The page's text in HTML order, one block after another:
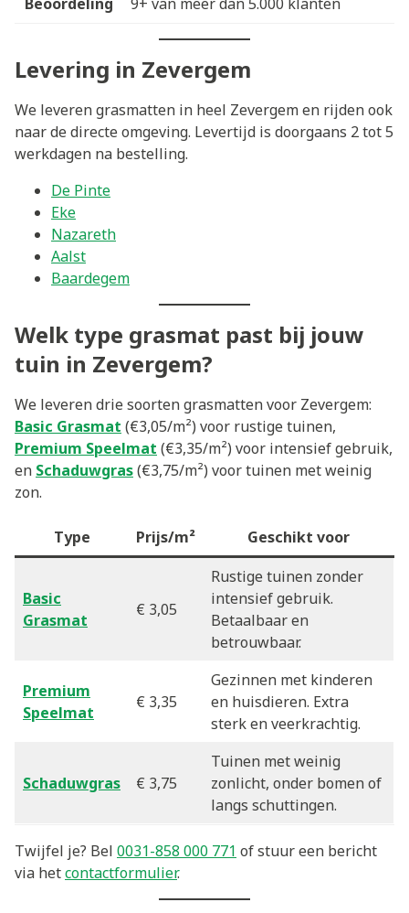
Levering in Zevergem
We leveren grasmatten in heel Zevergem en rijden ook
naar de directe omgeving. Levertijd is doorgaans 2 tot 5
werkdagen na bestelling.
De Pinte
Eke
Nazareth
Aalst
Baardegem
Welk type grasmat past bij jouw
tuin in Zevergem?
We leveren drie soorten grasmatten voor Zevergem:
Basic Grasmat (€3,05/m²) voor rustige tuinen,
Premium Speelmat (€3,35/m²) voor intensief gebruik,
en Schaduwgras(€3,75/m²) voor tuinen met weinig
zon.
Type Prijs/m² Geschikt voor
Basic
Grasmat
€ 3,05
Rustige tuinen zonder
intensief gebruik.
Betaalbaar en
betrouwbaar.
Premium
Speelmat
€ 3,35
Gezinnen met kinderen
en huisdieren. Extra
sterk en veerkrachtig.
Schaduwgras € 3,75
Tuinen met weinig
zonlicht, onder bomen of
langs schuttingen.
Twijfel je? Bel 0031-858 000 771 of stuur een bericht
via hetcontactformulier.